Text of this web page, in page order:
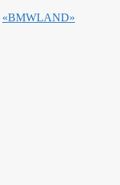
«BMWLAND»